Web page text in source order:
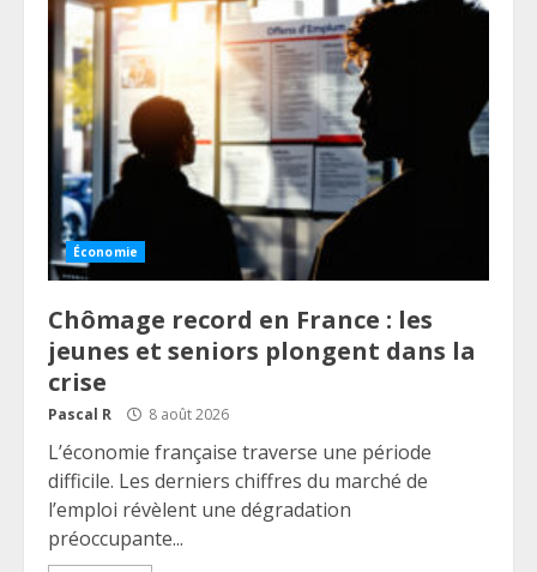
Économie
Chômage record en France : les
jeunes et seniors plongent dans la
crise
Pascal R 8 août 2026
L’économie française traverse une période
difficile. Les derniers chiffres du marché de
l’emploi révèlent une dégradation
préoccupante...